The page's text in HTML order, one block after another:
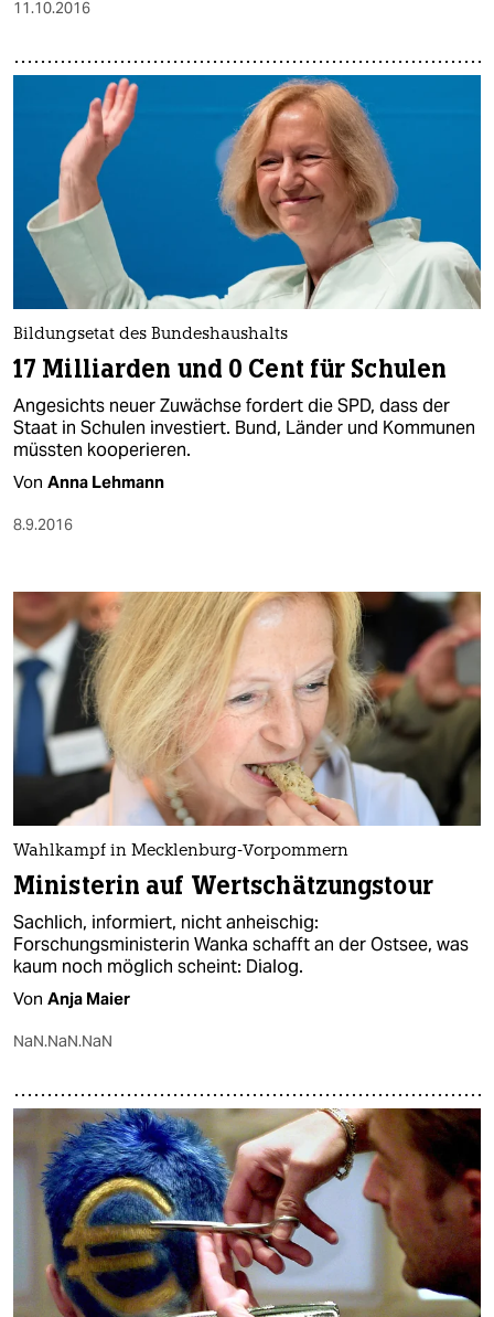
11.10.2016
Bildungsetat des Bundeshaushalts
17 Milliarden und 0 Cent für Schulen
Angesichts neuer Zuwächse fordert die SPD, dass der
Staat in Schulen investiert. Bund, Länder und Kommunen
müssten kooperieren.
Von Anna Lehmann
8.9.2016
Wahlkampf in Mecklenburg-Vorpommern
Ministerin auf Wertschätzungstour
Sachlich, informiert, nicht anheischig:
Forschungsministerin Wanka schafft an der Ostsee, was
kaum noch möglich scheint: Dialog.
Von Anja Maier
NaN.NaN.NaN